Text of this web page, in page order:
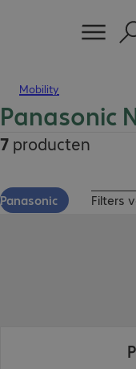
Mobility
Panasonic
7 producten
Panasonic Filters